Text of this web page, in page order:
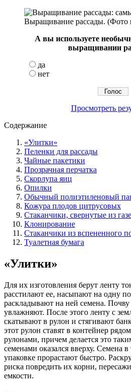
Выращивание рассады. (Фото
А вы используете
выращивании
да
нет
Просмотреть
Содержание
«Улитки»
Пеленки для рассады
Чайные пакетики
Прозрачная перчатка
Скорлупа яиц
Опилки
Обычный полиэтиленовый
Кожура плодов цитрусовых
Стаканчики, свернутые из
Клонирование
Стаканчики из вспененного
Туалетная бумага
«Улитки»
Для их изготовления берут ленту
расстилают ее, насыпают на одну
раскладывают на ней семена. Почву
увлажняют. После этого ленту с
скатывают в рулон и стягивают
этот рулон ставят в контейнер
рулонами, причем делается это
семенами оказался вверху. Семена в
упаковке прорастают быстро.
риска повредить их корни,
емкости.